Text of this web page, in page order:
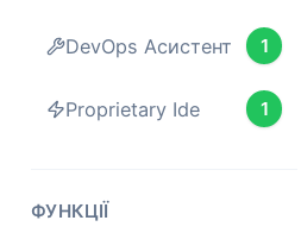
DevOps Асистент 1
Proprietary Ide 1
ФУНКЦІЇ